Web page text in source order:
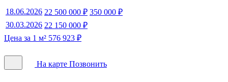
18.06.2026 22 500 000 ₽ 350 000 ₽
30.03.2026 22 150 000 ₽
Цена за 1 м² 576 923 ₽
На карте Позвонить